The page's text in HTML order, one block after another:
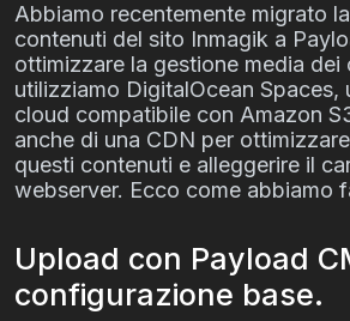
Abbiamo recentemente migrato
contenuti del sito Inmagik a
ottimizzare la gestione media dei
utilizziamo DigitalOcean Spaces,
cloud compatibile con Amazon
anche di una CDN per
questi contenuti e alleggerire il
webserver. Ecco come abbiamo
Upload con Payload
configurazione base.